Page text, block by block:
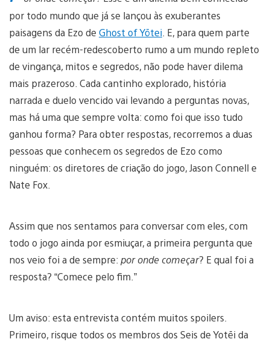
por todo mundo que já se lançou às exuberantes
paisagens da Ezo de Ghost of Yōtei . E, para quem parte
de um lar recém-redescoberto rumo a um mundo repleto
de vingança, mitos e segredos, não pode haver dilema
mais prazeroso. Cada cantinho explorado, história
narrada e duelo vencido vai levando a perguntas novas,
mas há uma que sempre volta: como foi que isso tudo
ganhou forma? Para obter respostas, recorremos a duas
pessoas que conhecem os segredos de Ezo como
ninguém: os diretores de criação do jogo, Jason Connell e
Nate Fox.
Assim que nos sentamos para conversar com eles, com
todo o jogo ainda por esmiuçar, a primeira pergunta que
nos veio foi a de sempre: por onde começar? E qual foi a
resposta? “Comece pelo fim.”
Um aviso: esta entrevista contém muitos spoilers.
Primeiro, risque todos os membros dos Seis de Yotēi da